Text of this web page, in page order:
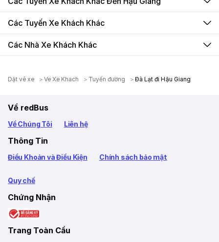
Các Tuyến Xe Khách Khác
Các Nhà Xe Khách Khác
Dặt vé xe Ve Xe Khach Tuyến đường Đà Lạt đi Hậu Giang
Về redBus
Về Chúng Tôi Liên hệ
Thông Tin
Điều Khoản và Điều Kiện Chính sách bảo mật
Quy chế
Chứng Nhận
Trang Toàn Cầu